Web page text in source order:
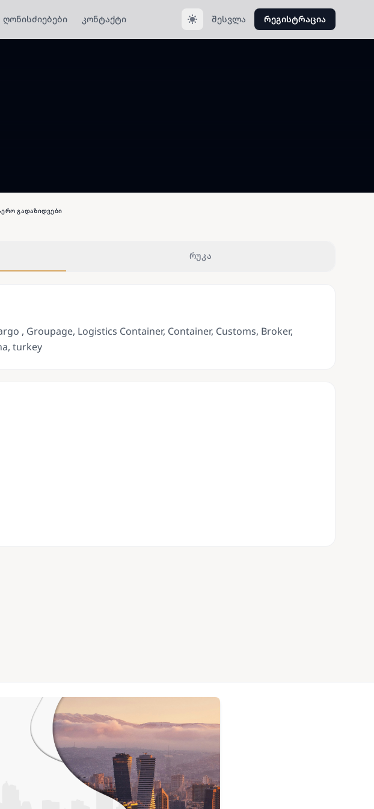
ღონისძიებები კონტაქტი შესვლა რეგისტრაცია
გადაზიდვები
რუკა
, Groupage, Logistics Container, Container, Customs, Broker,
turkey